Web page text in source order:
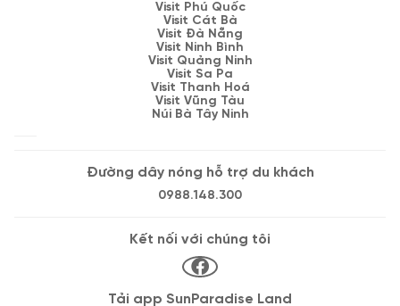
Visit Phú Quốc
Visit Cát Bà
Visit Đà Nẵng
Visit Ninh Bình
Visit Quảng Ninh
Visit Sa Pa
Visit Thanh Hoá
Visit Vũng Tàu
Núi Bà Tây Ninh
Đường dây nóng hỗ trợ du khách
0988.148.300
Kết nối với chúng tôi
Tải app SunParadise Land